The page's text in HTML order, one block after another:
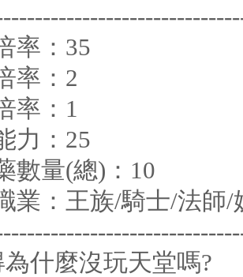
率：35
率：2
率：1
力：25
數量(總)：10
業：王族/騎士/法師/
什麼沒玩天堂嗎?